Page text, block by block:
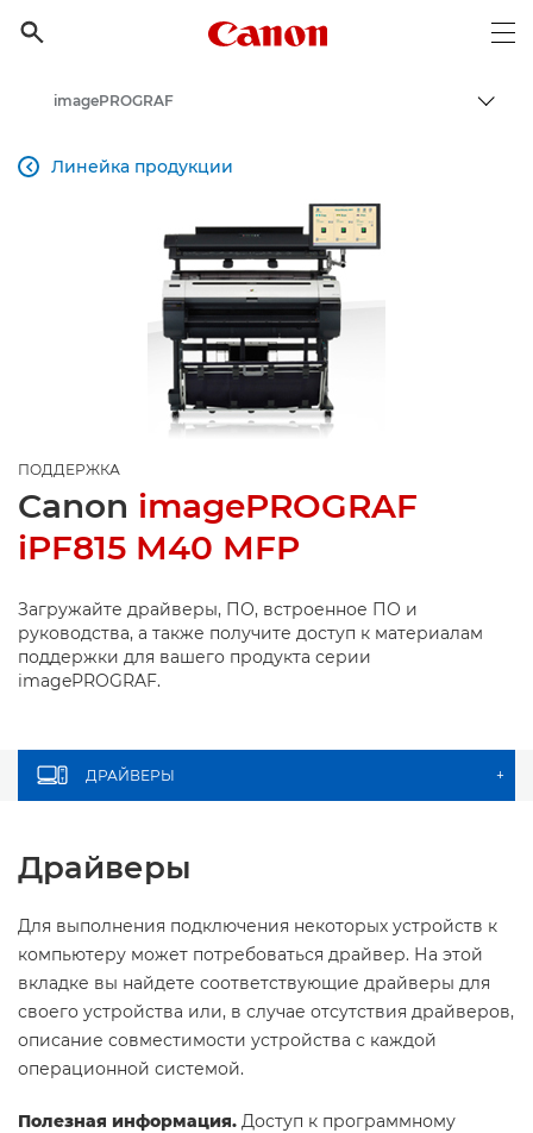

Canon Logo, back to
Поддержка продукции для бизнеса
imagePROGRAF
Линейка продукции

ПОДДЕРЖКА
Canon imagePROGRAF
iPF815 M40 MFP
Загружайте драйверы, ПО, встроенное ПО и
руководства, а также получите доступ к материалам
поддержки для вашего продукта серии
imagePROGRAF.
ДРАЙВЕРЫ +
Драйверы
Для выполнения подключения некоторых устройств к
компьютеру может потребоваться драйвер. На этой
вкладке вы найдете соответствующие драйверы для
своего устройства или, в случае отсутствия драйверов,
описание совместимости устройства с каждой
операционной системой.
Полезная информация. Доступ к программному